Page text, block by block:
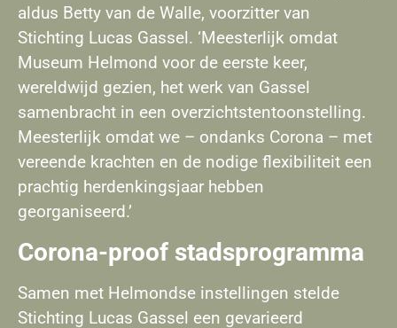
aldus Betty van de Walle, voorzitter van
Stichting Lucas Gassel. ‘Meesterlijk omdat
Museum Helmond voor de eerste keer,
wereldwijd gezien, het werk van Gassel
samenbracht in een overzichtstentoonstelling.
Meesterlijk omdat we – ondanks Corona – met
vereende krachten en de nodige flexibiliteit een
prachtig herdenkingsjaar hebben
georganiseerd.’
Corona-proof stadsprogramma
Samen met Helmondse instellingen stelde
Stichting Lucas Gassel een gevarieerd